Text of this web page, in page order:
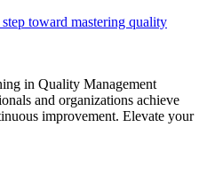
toward mastering quality
in Quality Management
and organizations achieve
improvement. Elevate your